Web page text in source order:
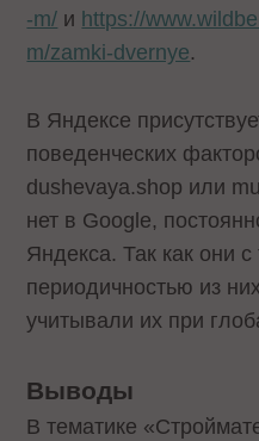
-m/ и https://
m/zamki-dvernye.
В Яндексе
поведенческих
dushevaya.shop или
нет в Google,
Яндекса. Так как они с
периодичностью из
учитывали их при
Выводы
В тематике